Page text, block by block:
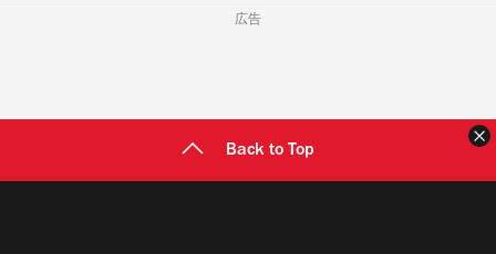
広告
Back to Top